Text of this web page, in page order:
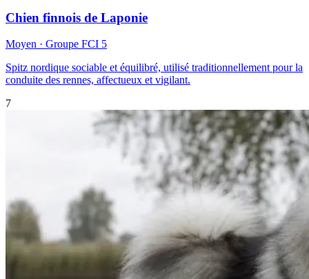
Chien finnois de Laponie
Moyen · Groupe FCI 5
Spitz nordique sociable et équilibré, utilisé traditionnellement pour la
conduite des rennes, affectueux et vigilant.
7